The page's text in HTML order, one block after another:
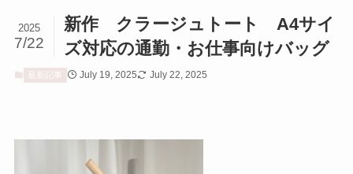
新作 クラージュトート A4サイ
ズ対応の通勤・お仕事向けバッグ
2025
7/22
最新記事 July 19, 2025 July 22, 2025